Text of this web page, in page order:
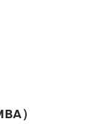
）